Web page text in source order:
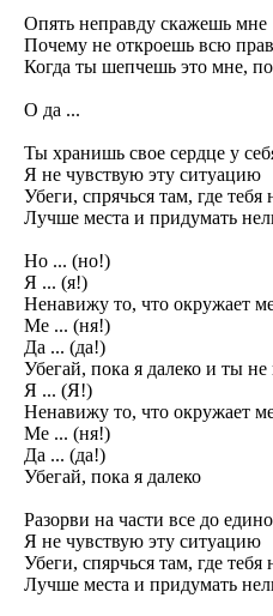
Опять неправду скажешь мне
Почему не откроешь всю
Когда ты шепчешь это мне,
О да ...
Ты хранишь свое сердце у
Я не чувствую эту ситуацию
Убеги, спрячься там, где тебя
Лучше места и придумать
Но ... (но!)
Я ... (я!)
Ненавижу то, что окружает
Ме ... (ня!)
Да ... (да!)
Убегай, пока я далеко и ты
Я ... (Я!)
Ненавижу то, что окружает
Ме ... (ня!)
Да ... (да!)
Убегай, пока я далеко
Разорви на части все до
Я не чувствую эту ситуацию
Убеги, спярчься там, где тебя
Лучше места и придумать